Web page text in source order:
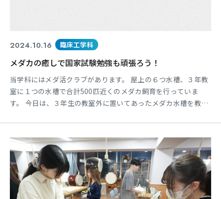
2024.10.16 臨床工学科
メダカの癒しで国家試験勉強も頑張ろう！
当学科にはメダ活クラブがあります。 屋上の６つ水槽、３年教
室に１つの水槽で合計500匹近くのメダカ飼育を行っていま
す。 今日は、３年生の教室外に置いてあったメダカ水槽を教室
ってしまうため期間限定で涼しい廊下へ移動させていました。
この水槽、かなり重量重くまずは水槽の水抜き、ガラス面の清
掃を終えた後、教室へ移動です。 これからはメダカのいる教